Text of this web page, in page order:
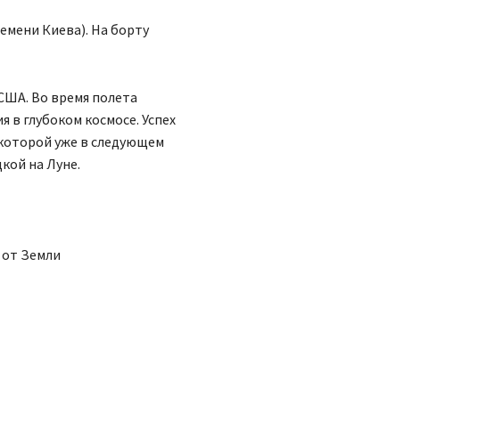
Киева). На борту
Во время полета
глубоком космосе. Успех
уже в следующем
на Луне.
Земли